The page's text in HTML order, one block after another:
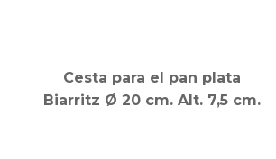
Cesta para el pan plata
Biarritz Ø 20 cm. Alt. 7,5 cm.